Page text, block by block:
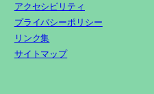
アクセシビリティ
プライバシーポリシー
リンク集
サイトマップ